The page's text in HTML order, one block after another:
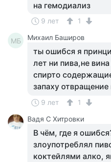
на гемодиализ
9 лет 1
МБ Михаил Баширов
ты ошибся я
лет ни пива,не
спирто
запаху
9 лет
1
Вадя С Хитровки
В чём, где я
злоупотреблял
коктейлями алко,